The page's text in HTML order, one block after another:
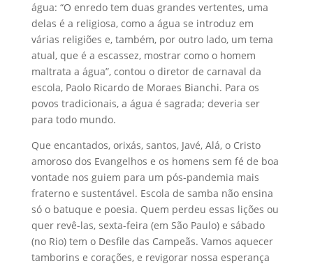
água: “O enredo tem duas grandes vertentes, uma
delas é a religiosa, como a água se introduz em
várias religiões e, também, por outro lado, um tema
atual, que é a escassez, mostrar como o homem
maltrata a água”, contou o diretor de carnaval da
escola, Paolo Ricardo de Moraes Bianchi. Para os
povos tradicionais, a água é sagrada; deveria ser
para todo mundo.
Que encantados, orixás, santos, Javé, Alá, o Cristo
amoroso dos Evangelhos e os homens sem fé de boa
vontade nos guiem para um pós-pandemia mais
fraterno e sustentável. Escola de samba não ensina
só o batuque e poesia. Quem perdeu essas lições ou
quer revê-las, sexta-feira (em São Paulo) e sábado
(no Rio) tem o Desfile das Campeãs. Vamos aquecer
tamborins e corações, e revigorar nossa esperança